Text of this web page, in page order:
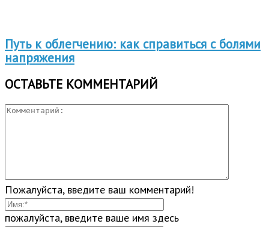
Путь к облегчению: как справиться с болями
напряжения
ОСТАВЬТЕ КОММЕНТАРИЙ
Пожалуйста, введите ваш комментарий!
пожалуйста, введите ваше имя здесь